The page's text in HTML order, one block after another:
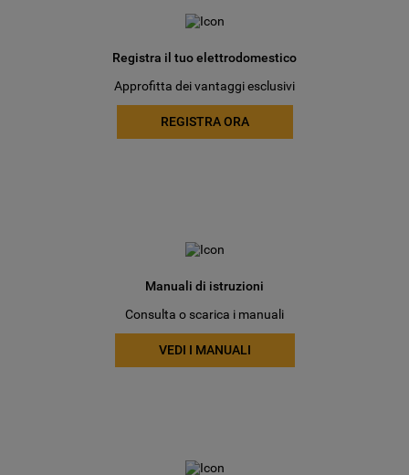
Registra il tuo elettrodomestico
Approfitta dei vantaggi esclusivi
REGISTRA ORA
Manuali di istruzioni
Consulta o scarica i manuali
VEDI I MANUALI